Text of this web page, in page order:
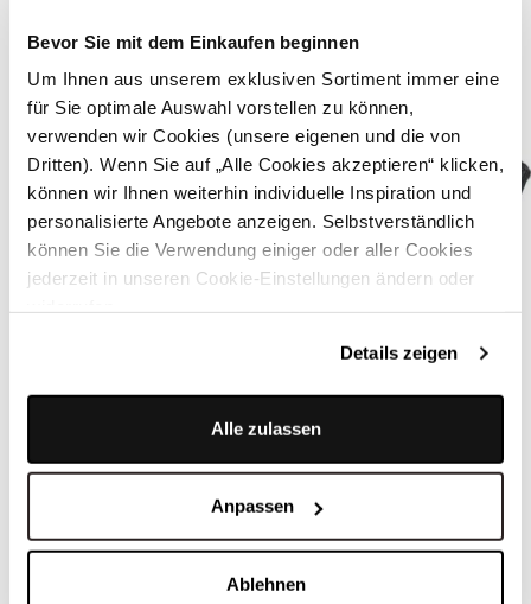
Bevor Sie mit dem Einkaufen beginnen
Um Ihnen aus unserem exklusiven Sortiment immer eine
für Sie optimale Auswahl vorstellen zu können,
verwenden wir Cookies (unsere eigenen und die von
Dritten). Wenn Sie auf „Alle Cookies akzeptieren“ klicken,
können wir Ihnen weiterhin individuelle Inspiration und
personalisierte Angebote anzeigen. Selbstverständlich
können Sie die Verwendung einiger oder aller Cookies
jederzeit in unseren Cookie-Einstellungen ändern oder
Details zeigen
Alle zulassen
Anpassen
Ablehnen
Schwarzer Dirndl-BH mit Spitze - ROMANTIC GLAM
ÄHNLICHE STYLES